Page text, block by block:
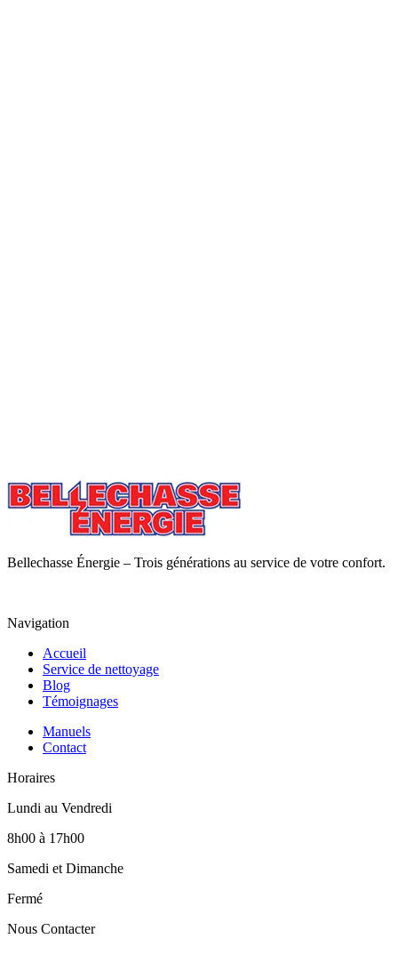
Bellechasse Énergie – Trois générations au service de votre confort.
Navigation
Accueil
Service de nettoyage
Blog
Témoignages
Manuels
Contact
Horaires
Lundi au Vendredi
8h00 à 17h00
Samedi et Dimanche
Fermé
Nous Contacter